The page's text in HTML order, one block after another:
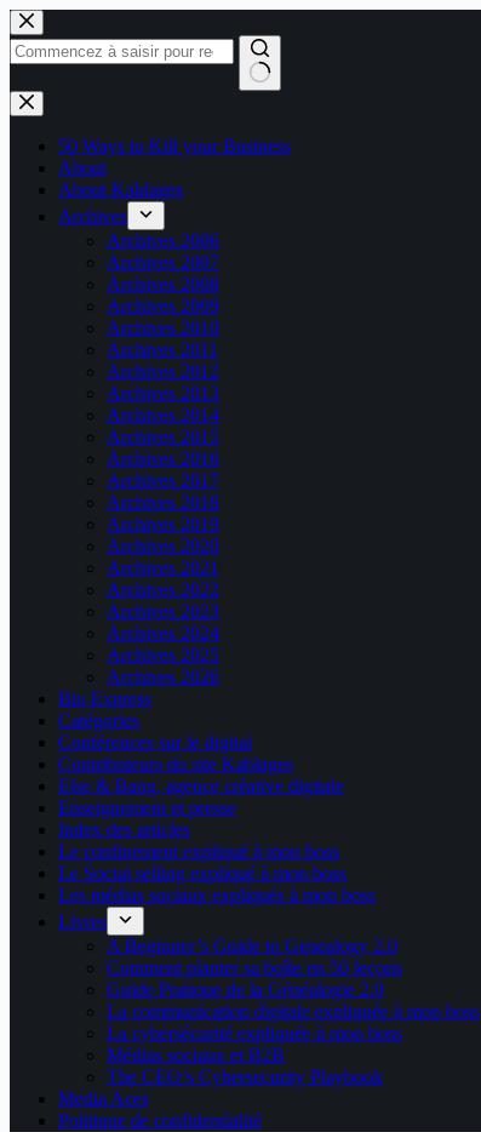
Passer
au
contenu
Aucun
résultat
50 Ways to Kill your Business
About
About Kablages
Archives
Archives 2006
Archives 2007
Archives 2008
Archives 2009
Archives 2010
Archives 2011
Archives 2012
Archives 2013
Archives 2014
Archives 2015
Archives 2016
Archives 2017
Archives 2018
Archives 2019
Archives 2020
Archives 2021
Archives 2022
Archives 2023
Archives 2024
Archives 2025
Archives 2026
Bio Express
Catégories
Conférences sur le digital
Contributeurs du site Kablages
Else & Bang, agence créative digitale
Enseignement et presse
Index des articles
Le confinement expliqué à mon boss
Le Social selling expliqué à mon boss
Les médias sociaux expliqués à mon boss
Livres
A Beginner’s Guide to Genealogy 2.0
Comment planter sa boîte en 50 leçons
Guide Pratique de la Généalogie 2.0
La communication digitale expliquée à mon boss
La cybersécurité expliquée à mon boss
Médias sociaux et B2B
The CEO’s Cybersecurity Playbook
Media Aces
Politique de confidentialité